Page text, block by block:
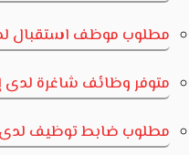
مطلوب موظف استقبال
متوفر وظائف شاغرة لدى
مطلوب ضابط توظيف